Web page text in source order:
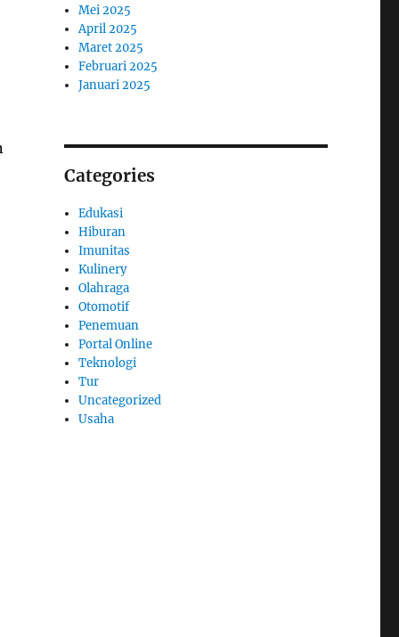
Mei 2025
April 2025
Maret 2025
Februari 2025
Januari 2025
Categories
Edukasi
Hiburan
Imunitas
Kulinery
Olahraga
Otomotif
Penemuan
Portal Online
Teknologi
Tur
Uncategorized
Usaha